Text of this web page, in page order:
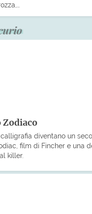
Zodiaco
diventano un
film di Fincher e una
killer.